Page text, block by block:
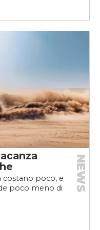
costano poco, e
poco meno di
NEWS